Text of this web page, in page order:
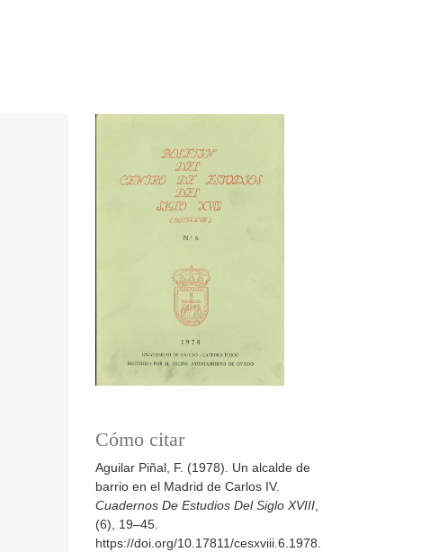
Cómo citar
Aguilar Piñal, F. (1978). Un alcalde de
barrio en el Madrid de Carlos IV.
Cuadernos De Estudios Del Siglo XVIII
(6), 19–45.
https://doi.org/10.17811/cesxviii.6.1978.